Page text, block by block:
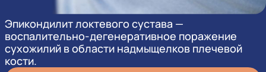
Эпикондилит локтевого сустава —
воспалительно-дегенеративное поражение
сухожилий в области надмыщелков плечевой
кости.